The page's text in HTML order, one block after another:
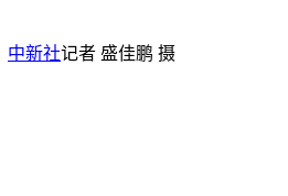
中新社记者 盛佳鹏 摄